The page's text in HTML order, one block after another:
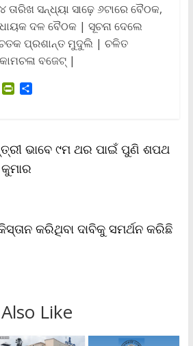
ସନ୍ଧ୍ୟା ସାଢ଼େ ୬ଟାରେ ବୈଠକ,
ଦଳ ବୈଠକ | ସୂଚନା ଦେଲେ
ପ୍ରଶାନ୍ତ ମୁଦୁଲି | ଚଳିତ
ବଜେଟ୍ |
P
F
r
i
l
y
S
ଭାବେ ୯ମ ଥର ପାଇଁ ପୁଣି ଶପଥ
କରିଥିବା ଦାବିକୁ ସମର୍ଥନ କରିଛି
Like